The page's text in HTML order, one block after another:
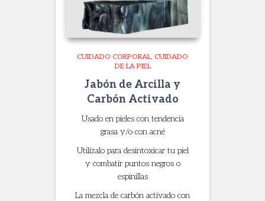
CUIDADO CORPORAL CUIDADO
DE LA PIEL
Jabón de Arcilla y
Carbón Activado
Usado en pieles con tendencia
grasa y/o con acné
Utilízalo para desintoxicar tu piel
y combatir puntos negros o
espinillas
La mezcla de carbón activado con